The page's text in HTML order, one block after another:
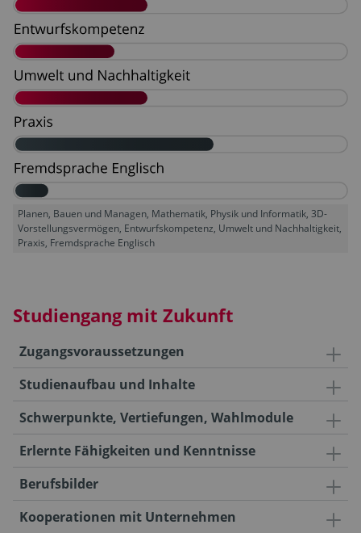
Planen, Bauen und Managen, Mathematik, Physik und Informatik, 3D-
Vorstellungsvermögen, Entwurfskompetenz, Umwelt und Nachhaltigkeit,
Praxis, Fremdsprache Englisch
Studiengang mit Zukunft
Zugangsvoraussetzungen
Studienaufbau und Inhalte
Schwerpunkte, Vertiefungen, Wahlmodule
Erlernte Fähigkeiten und Kenntnisse
Berufsbilder
Kooperationen mit Unternehmen